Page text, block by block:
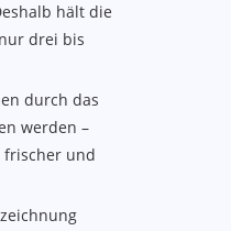
hält die
drei bis
durch das
werden –
frischer und